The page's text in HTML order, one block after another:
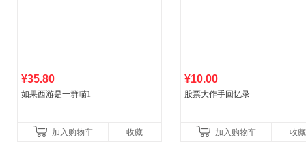
¥35.80
如果西游是一群喵1
加入购物车 收藏
¥10.00
股票大作手回忆录
加入购物车 收藏